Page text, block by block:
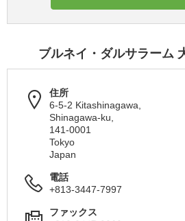
ブルネイ・ダルサラーム
住所
6-5-2 Kitashinagawa,
Shinagawa-ku,
141-0001
Tokyo
Japan
電話
+813-3447-7997
ファックス